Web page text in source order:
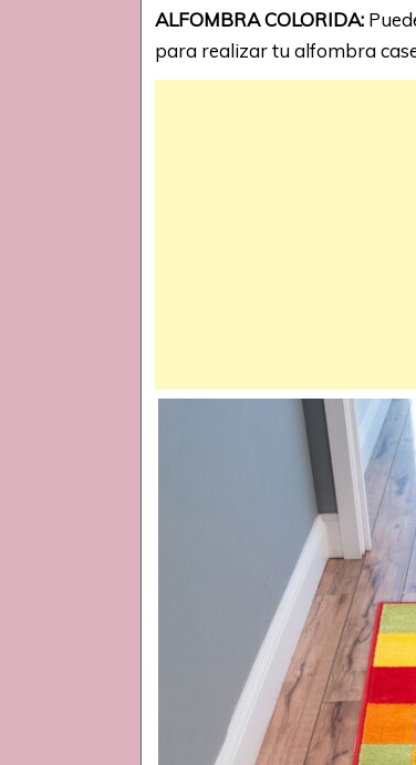
ALFOMBRA COLORIDA:
para realizar tu alfombra